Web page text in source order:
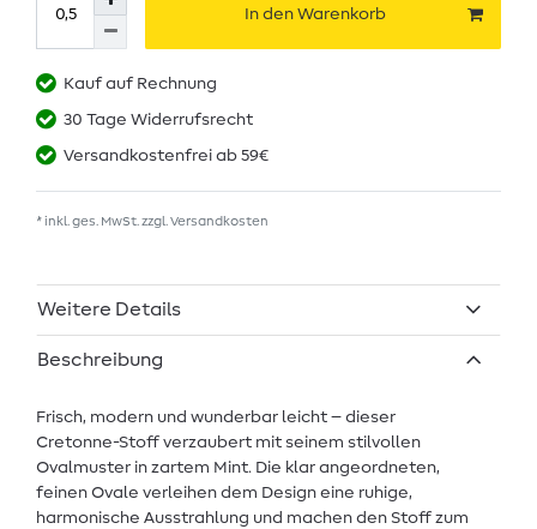
In den Warenkorb
Kauf auf Rechnung
30 Tage Widerrufsrecht
Versandkostenfrei ab 59€
* inkl. ges. MwSt. zzgl. Versandkosten
Weitere Details
Beschreibung
Frisch, modern und wunderbar leicht – dieser
Cretonne-Stoff verzaubert mit seinem stilvollen
Ovalmuster in zartem Mint. Die klar angeordneten,
feinen Ovale verleihen dem Design eine ruhige,
harmonische Ausstrahlung und machen den Stoff zum